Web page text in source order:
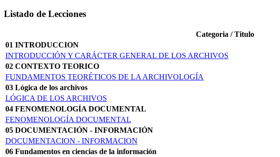
Listado de Lecciones
Categoria / Titulo
01 INTRODUCCION
INTRODUCCIÓN Y CARÁCTER GENERAL DE LOS ARCHIVOS
02 CONTEXTO TEORICO
FUNDAMENTOS TEORÉTICOS DE LA ARCHIVOLOGÍA
03 Lógica de los archivos
LÓGICA DE LOS ARCHIVOS
04 FENOMENOLOGÍA DOCUMENTAL
FENOMENOLOGÍA DOCUMENTAL
05 DOCUMENTACIÓN - INFORMACIÓN
DOCUMENTACION - INFORMACION
06 Fundamentos en ciencias de la información